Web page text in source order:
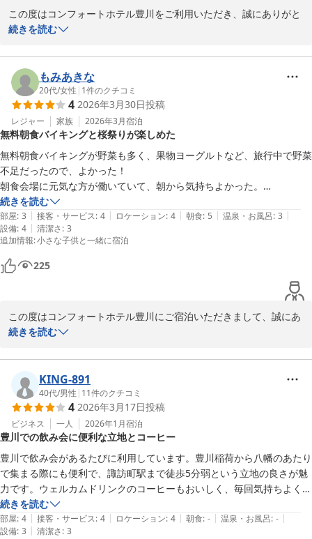
この度はコンフォートホテル豊川をご利用いただき、誠にありがと
うございます。
バスルーム設備について、ご迷惑をおかけしましたこと、お詫び申
し上げます。
客室の水圧は、建物の構造上弱くなってしまう場合がございます。
今後も点検と調整を行い、快適にお過ごしいただけるよう努めて参
ります。
甚だ勝手ではございますが、また豊川にお越しの際にも当ホテルの
ご利用をご検討いただければ幸いでございます。
気温の変化の激しい季節でございますので、体調など崩されませぬ
ようご自愛くださいませ。
コンフォートホテル豊川
2026-06-25
続きを読む
もみあきな
20代/女性 | 1件のクチコミ
4 2026年3月30日投稿
レジャー 家族 2026年3月宿泊
無料朝食バイキングと桜祭りが楽しめた
無料朝食バイキングが野菜も多く、果物ヨーグルトなど、旅行中で野菜
不足だったので、よかった！
朝食会場に元気な方が働いていて、朝から気持ちよかった。
桜祭りの会場も歩いていけて、屋台などもたくさん出ていて、楽しくす
ごせた。
続きを読む
部屋: 3 | 接客・サービス: 4 | ロケーション: 4 | 朝食: 5 | 温泉・お風呂: 3 |
設備: 4 | 清潔さ: 3
追加情報:小さな子供と一緒に宿泊
225
この度はコンフォートホテル豊川にご宿泊いただきまして、誠にあ
りがとうございました。
楽しく快適にお過ごしいただけたご様子にスタッフ一同うれしく拝
読いたしました。
お越しいただいたときは大変暖かく、数日前まではほころぶ程度だ
った桜も一気に開花し、散策をお楽しみいただけたようで何よりで
した。
また、朝食は皆様の良い目覚めと健康を意識したメニューをご用意
し、スムージーやおかずなど、季節ごとにメニュー変更も行ってお
ります。
続きを読む
KING-891
40代/男性 | 11件のクチコミ
4 2026年3月17日投稿
ビジネス 一人 2026年1月宿泊
豊川での飲み会に便利な立地とコーヒー
豊川で飲み会があるたびに利用しています。豊川稲荷から八幡のあたり
で集まる際にも便利で、諏訪町駅まで徒歩5分弱という立地の良さが魅
力です。ウェルカムドリンクのコーヒーもおいしく、毎回気持ちよく利
用しています。
続きを読む
部屋: 4 | 接客・サービス: 4 | ロケーション: 4 | 朝食: - | 温泉・お風呂: - |
設備: 3 | 清潔さ: 3